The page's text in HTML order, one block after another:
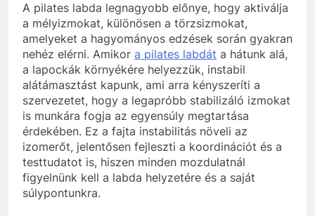
A pilates labda legnagyobb előnye, hogy aktiválja
a mélyizmokat, különösen a törzsizmokat,
amelyeket a hagyományos edzések során gyakran
nehéz elérni. Amikor a pilates labdát a hátunk alá,
a lapockák környékére helyezzük, instabil
alátámasztást kapunk, ami arra kényszeríti a
szervezetet, hogy a legapróbb stabilizáló izmokat
is munkára fogja az egyensúly megtartása
érdekében. Ez a fajta instabilitás növeli az
izomerőt, jelentősen fejleszti a koordinációt és a
testtudatot is, hiszen minden mozdulatnál
figyelnünk kell a labda helyzetére és a saját
súlypontunkra.